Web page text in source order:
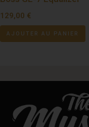
129,00 €
AJOUTER AU PANIER